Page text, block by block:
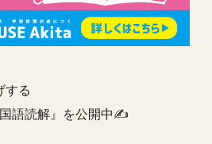
する
国語読解』を公開中✍️